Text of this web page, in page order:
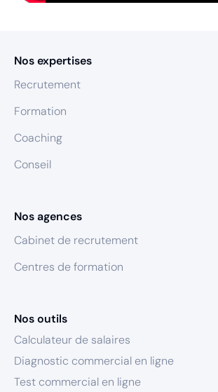
Nos expertises
Recrutement
Formation
Coaching
Conseil
Nos agences
Cabinet de recrutement
Centres de formation
Nos outils
Calculateur de salaires
Diagnostic commercial en ligne
Test commercial en ligne